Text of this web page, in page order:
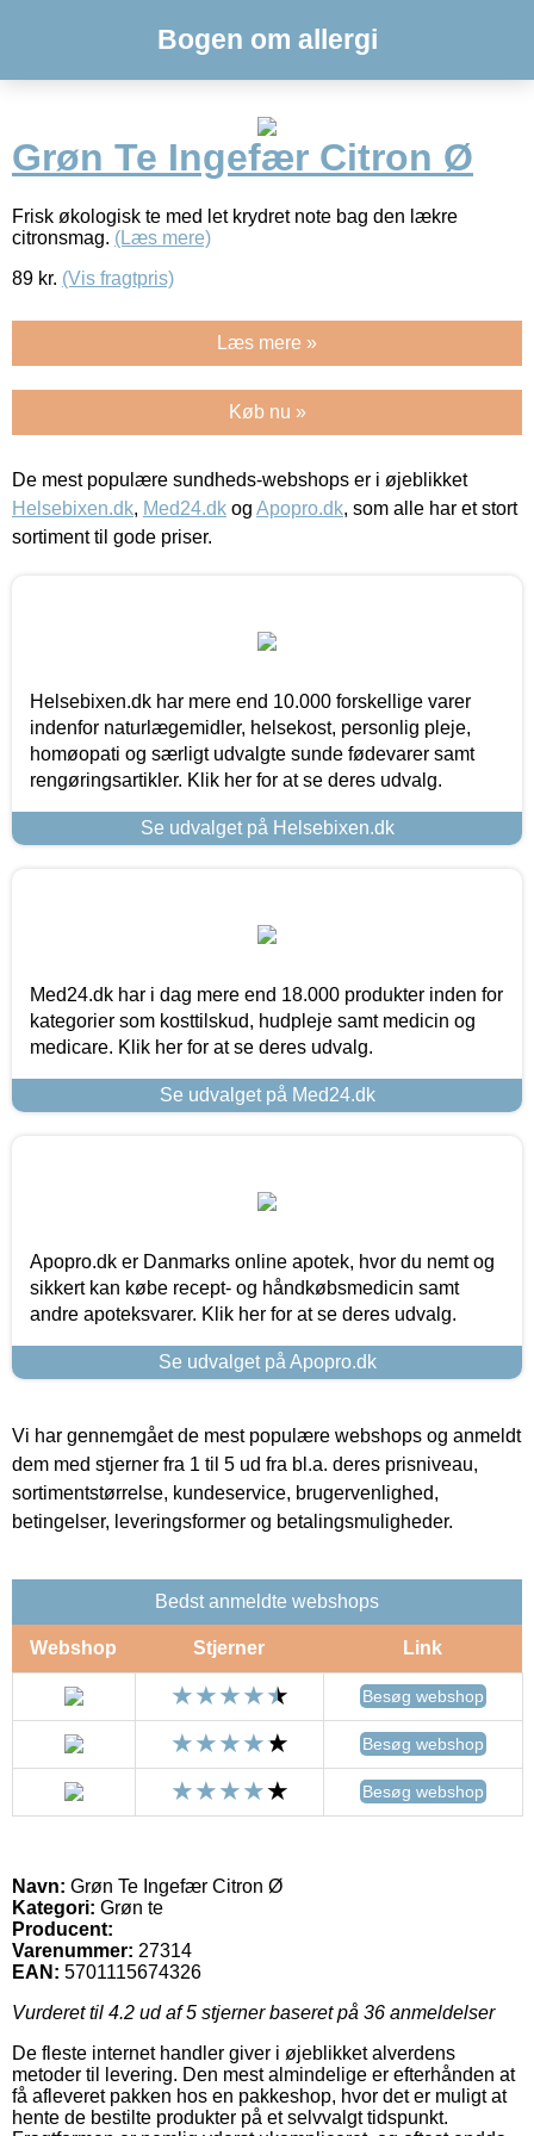
Bogen om allergi
Grøn Te Ingefær Citron Ø
Frisk økologisk te med let krydret note bag den lækre
citronsmag. (Læs mere)
89 kr. (Vis fragtpris)
Læs mere »
Køb nu »
De mest populære sundheds-webshops er i øjeblikket
Helsebixen.dk, Med24.dk og Apopro.dk, som alle har et stort
sortiment til gode priser.
Helsebixen.dk har mere end 10.000 forskellige varer
indenfor naturlægemidler, helsekost, personlig pleje,
homøopati og særligt udvalgte sunde fødevarer samt
rengøringsartikler. Klik her for at se deres udvalg.
Se udvalget på Helsebixen.dk
Med24.dk har i dag mere end 18.000 produkter inden for
kategorier som kosttilskud, hudpleje samt medicin og
medicare. Klik her for at se deres udvalg.
Se udvalget på Med24.dk
Apopro.dk er Danmarks online apotek, hvor du nemt og
sikkert kan købe recept- og håndkøbsmedicin samt
andre apoteksvarer. Klik her for at se deres udvalg.
Se udvalget på Apopro.dk
Vi har gennemgået de mest populære webshops og anmeldt
dem med stjerner fra 1 til 5 ud fra bl.a. deres prisniveau,
sortimentstørrelse, kundeservice, brugervenlighed,
betingelser, leveringsformer og betalingsmuligheder.
Bedst anmeldte webshops
Webshop Stjerner Link
Besøg webshop
Besøg webshop
Besøg webshop
Navn: Grøn Te Ingefær Citron Ø
Kategori: Grøn te
Producent:
Varenummer: 27314
EAN: 5701115674326
Vurderet til 4.2 ud af 5 stjerner baseret på 36 anmeldelser
De fleste internet handler giver i øjeblikket alverdens
metoder til levering. Den mest almindelige er efterhånden at
få afleveret pakken hos en pakkeshop, hvor det er muligt at
hente de bestilte produkter på et selvvalgt tidspunkt.